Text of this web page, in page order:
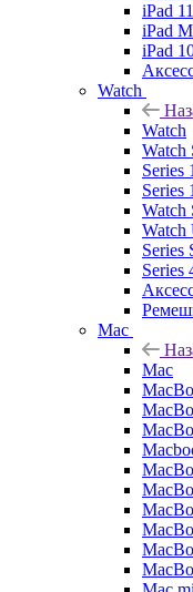
iPad
iPad
iPad
Watch
Watch
Watch
Series
Series
Watch
Watch
Series
Series
Mac
Mac